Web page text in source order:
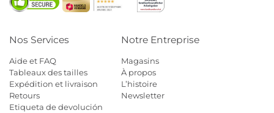
Nos Services
Aide et FAQ
Tableaux des tailles
Expédition et livraison
Retours
Etiqueta de devolución
Notre Entreprise
Magasins
À propos
L’histoire
Newsletter